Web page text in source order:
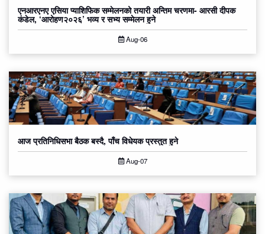
एनआरएनए एसिया प्याशिफिक सम्मेलनको तयारी अन्तिम चरणमा- आरसी दीपक
कंडेल, ‘आरोहण२०२६’ भव्य र सभ्य सम्मेलन हुने
Aug-06
आज प्रतिनिधिसभा बैठक बस्दै, पाँच विधेयक प्रस्तुत हुने
Aug-07